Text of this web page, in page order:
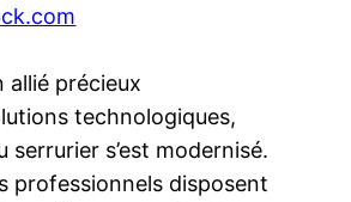
allié précieux
technologiques,
serrurier s’est modernisé.
professionnels disposent